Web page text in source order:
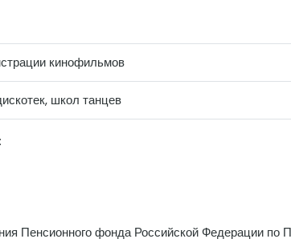
кинофильмов
школ танцев
Пенсионного фонда Российской Федерации по